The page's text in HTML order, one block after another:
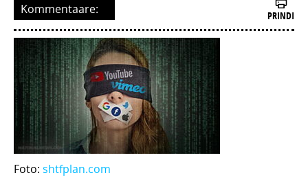
Kommentaare: PRINDI
Foto: shtfplan.com